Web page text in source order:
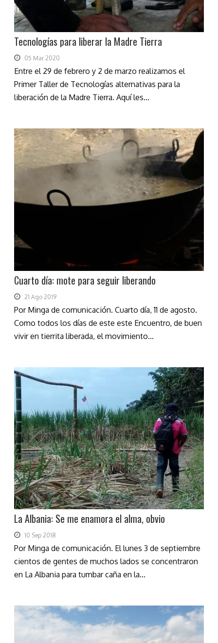
Tecnologías para liberar la Madre Tierra
05 Mar 2020
Entre el 29 de febrero y 2 de marzo realizamos el
Primer Taller de Tecnologías alternativas para la
liberación de la Madre Tierra. Aquí les...
Cuarto día: mote para seguir liberando
21 Ago 2019
Por Minga de comunicación. Cuarto día, 11 de agosto.
Como todos los días de este este Encuentro, de buen
vivir en tierrita liberada, el movimiento...
La Albania: Se me enamora el alma, obvio
10 Sep 2018
Por Minga de comunicación. El lunes 3 de septiembre
cientos de gentes de muchos lados se concentraron
en La Albania para tumbar caña en la...